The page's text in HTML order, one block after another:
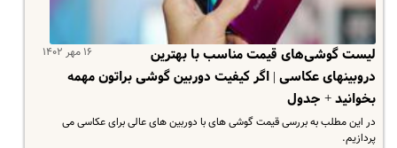
۱۶ مهر ۱۴۰۲
لیست گوشی‌های قیمت مناسب با بهترین
دروبین‎های عکاسی | اگر کیفیت دوربین گوشی براتون مهمه
بخوانید + جدول
در این مطلب به بررسی قیمت گوشی های با دوربین های عالی برای عکاسی می
پردازیم.